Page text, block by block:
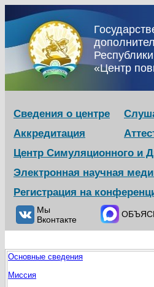
«Центр
Сведения о центре
Аккредитация
Центр Симуляционного и
Электронная научная
Регистрация на
Мы
Вконтакте
Основные сведения
Миссия